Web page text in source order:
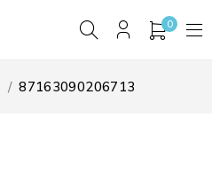
0
/ 87163090206713